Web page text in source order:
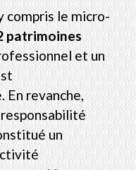
compris le micro-
patrimoines
et un
revanche,
un